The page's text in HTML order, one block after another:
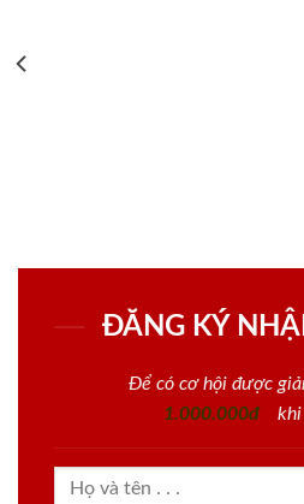
ĐĂNG KÝ
Để có cơ hội được
1.000.000đ
khi